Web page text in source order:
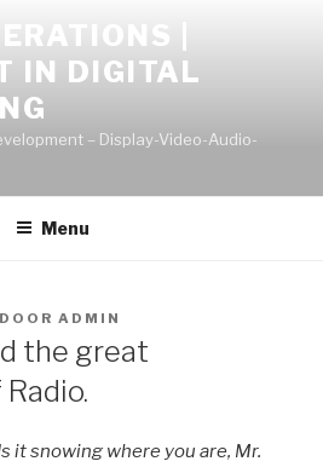
|
IN DIGITAL
– Display-Video-Audio-
Menu
DOOR ADMIN
the great
it snowing where you are, Mr.